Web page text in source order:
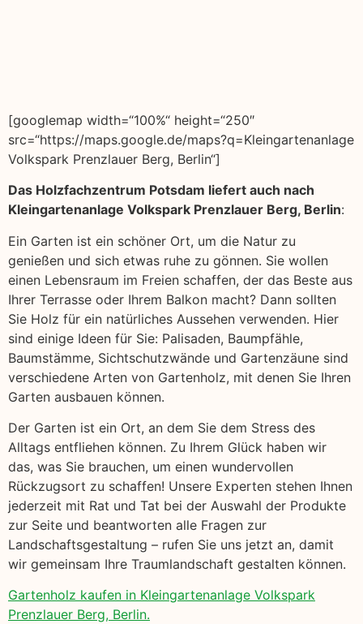
[googlemap width=“100%“ height=“250″
src=“https://maps.google.de/maps?q=Kleingartenanlage
Volkspark Prenzlauer Berg, Berlin“]
Das Holzfachzentrum Potsdam liefert auch nach
Kleingartenanlage Volkspark Prenzlauer Berg, Berlin:
Ein Garten ist ein schöner Ort, um die Natur zu
genießen und sich etwas ruhe zu gönnen. Sie wollen
einen Lebensraum im Freien schaffen, der das Beste aus
Ihrer Terrasse oder Ihrem Balkon macht? Dann sollten
Sie Holz für ein natürliches Aussehen verwenden. Hier
sind einige Ideen für Sie: Palisaden, Baumpfähle,
Baumstämme, Sichtschutzwände und Gartenzäune sind
verschiedene Arten von Gartenholz, mit denen Sie Ihren
Garten ausbauen können.
Der Garten ist ein Ort, an dem Sie dem Stress des
Alltags entfliehen können. Zu Ihrem Glück haben wir
das, was Sie brauchen, um einen wundervollen
Rückzugsort zu schaffen! Unsere Experten stehen Ihnen
jederzeit mit Rat und Tat bei der Auswahl der Produkte
zur Seite und beantworten alle Fragen zur
Landschaftsgestaltung – rufen Sie uns jetzt an, damit
wir gemeinsam Ihre Traumlandschaft gestalten können.
Gartenholz kaufen in Kleingartenanlage Volkspark
Prenzlauer Berg, Berlin.